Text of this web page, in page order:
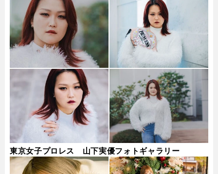
東京女子プロレス 山下実優フォトギャラリー